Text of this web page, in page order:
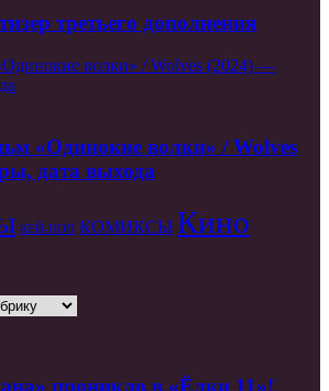
третьего дополнения
волки» / Wolves (2024) —
«Одинокие волки» / Wolves
дата выхода
КЕЙ-ПОП КОМИКСЫ Кино
проникло в «Ёлки 11»!